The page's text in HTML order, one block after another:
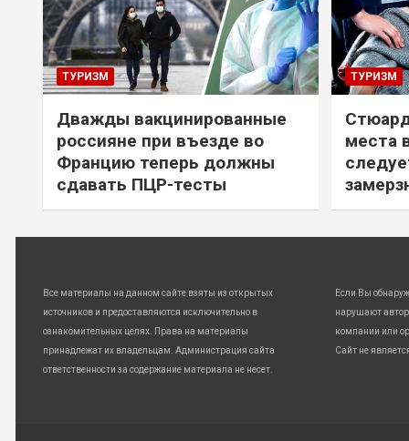
ТУРИЗМ
Дважды вакцинированные
россияне при въезде во
Францию теперь должны
сдавать ПЦР-тесты
ТУРИЗМ
места
Все материалы на данном сайте взяты из открытых
источников и предоставляются исключительно в
ознакомительных целях. Права на материалы
принадлежат их владельцам. Администрация сайта
ответственности за содержание материала не несет.
Если Вы
нарушают
компании или
Сайт не